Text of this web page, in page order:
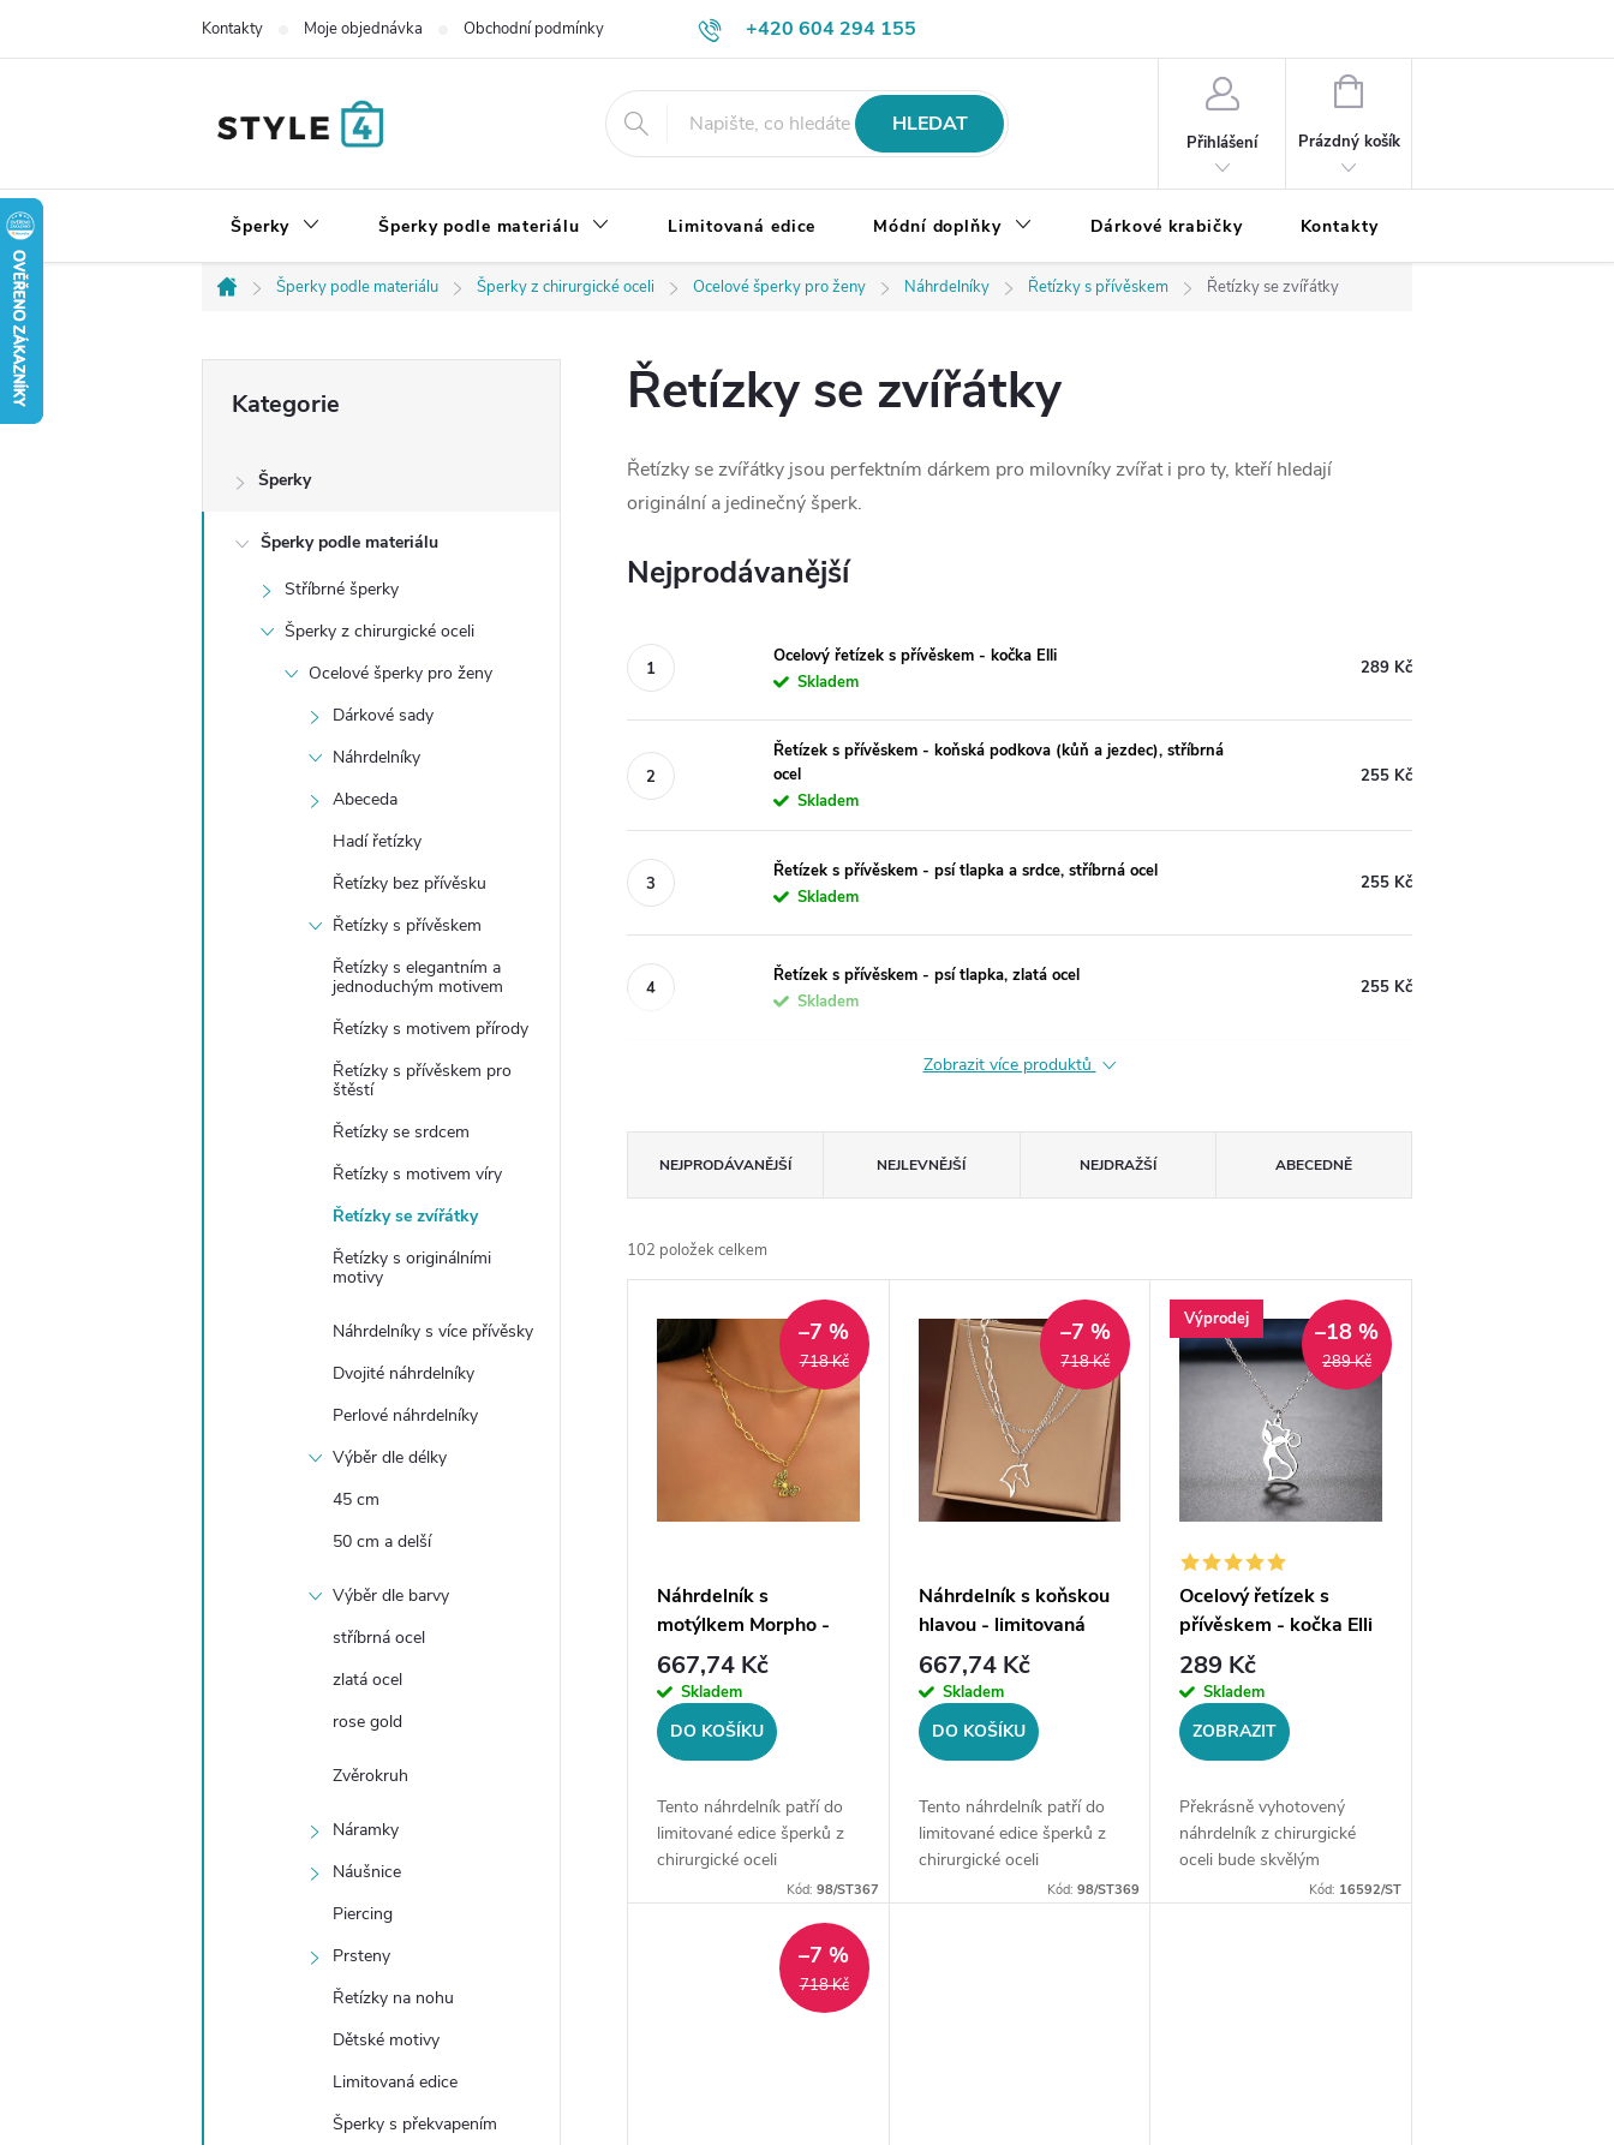
+420 604 294 155
Kontakty Moje objednávka Obchodní podmínky Výměna, vrácení a reklamace zboží
HLEDAT
Přihlášení
NÁKUPNÍ
Prázdný košík
Šperky Šperky podle materiálu Limitovaná edice Módní doplňky Dárkové krabičky Kontakty
Domů
Šperky podle materiálu Šperky z chirurgické oceli Ocelové šperky pro ženy Náhrdelníky Řetízky s přívěskem Řetízky se zvířátky
s
kategorie
Kategorie
Šperky
Šperky podle materiálu
Stříbrné šperky
Šperky z chirurgické oceli
Ocelové šperky pro ženy
Dárkové sady
Náhrdelníky
Abeceda
Hadí řetízky
Řetízky bez přívěsku
Řetízky s přívěskem
Řetízky s elegantním a
jednoduchým motivem
Řetízky s motivem přírody
Řetízky s přívěskem pro
štěstí
Řetízky se srdcem
Řetízky s motivem víry
Řetízky se zvířátky
Řetízky s originálními
motivy
Náhrdelníky s více přívěsky
Dvojité náhrdelníky
Perlové náhrdelníky
Výběr dle délky
45 cm
50 cm a delší
Výběr dle barvy
stříbrná ocel
zlatá ocel
rose gold
Zvěrokruh
Náramky
Náušnice
Piercing
Prsteny
Řetízky na nohu
Dětské motivy
Limitovaná edice
Šperky s překvapením
Řetízky se zvířátky
Řetízky se zvířátky jsou perfektním dárkem pro milovníky zvířat i pro ty, kteří hledají
originální a jedinečný šperk.
Nejprodávanější
Ocelový řetízek s přívěskem - kočka Elli
Skladem
289 Kč
Řetízek s přívěskem - koňská podkova (kůň a jezdec), stříbrná
ocel
Skladem
255 Kč
Řetízek s přívěskem - psí tlapka a srdce, stříbrná ocel
Skladem
255 Kč
Řetízek s přívěskem - psí tlapka, zlatá ocel
Skladem
255 Kč
Zobrazit více produktů
a
z
NEJPRODÁVANĚJŠÍ NEJLEVNĚJŠÍ NEJDRAŽŠÍ ABECEDNĚ
102 položek celkem
V
k
718 Kč
–7 %
Náhrdelník s
motýlkem Morpho -
limitovaná edice, zlatá
ocel
667,74 Kč
Skladem
DO KOŠÍKU
Tento náhrdelník patří do
limitované edice šperků z
chirurgické oceli
prodávané na style4.cz. Po
pravděpodobně v
Kód: 98/ST367
718 Kč
–7 %
Náhrdelník s koňskou
hlavou - limitovaná
edice, stříbrná ocel
667,74 Kč
Skladem
DO KOŠÍKU
Tento náhrdelník patří do
limitované edice šperků z
chirurgické oceli
prodávané na style4.cz. Po
Kód:98/ST369
Výprodej
289 Kč
–18 %
Ocelový řetízek s
přívěskem - kočka Elli
289 Kč
Skladem
ZOBRAZIT
Překrásně vyhotovený
náhrdelník z chirurgické
oceli bude skvělým
doplňkem Vaší kolekce
Kód: 16592/ST
718 Kč
–7 %